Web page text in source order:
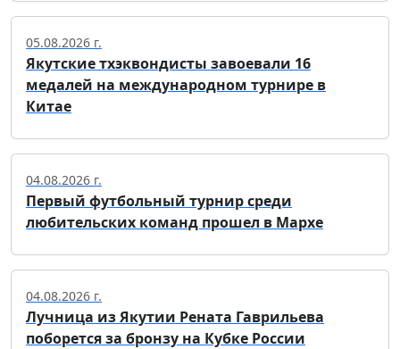
05.08.2026 г.
Якутские тхэквондисты завоевали 16
медалей на международном турнире в
Китае
04.08.2026 г.
Первый футбольный турнир среди
любительских команд прошел в Мархе
04.08.2026 г.
Лучница из Якутии Рената Гаврильева
поборется за бронзу на Кубке России